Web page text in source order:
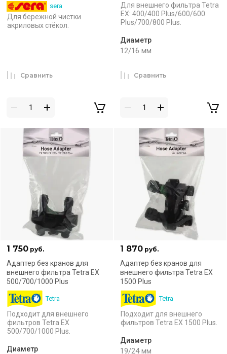
sera
Для бережной чистки
акриловых стёкол.
Сравнить
Для внешнего фильтра Tetra
EX: 400/400 Plus/600/600
Plus/700/800 Plus.
Диаметр
12/16 мм
Сравнить
1 750 руб.
Адаптер без кранов для
внешнего фильтра Tetra EX
500/700/1000 Plus
Tetra
Подходит для внешнего
фильтров Tetra EX
500/700/1000 Plus.
Диаметр
1 870 руб.
Адаптер без кранов для
внешнего фильтра Tetra EX
1500 Plus
Tetra
Подходит для внешнего
фильтров Tetra EX 1500 Plus.
Диаметр
19/24 мм